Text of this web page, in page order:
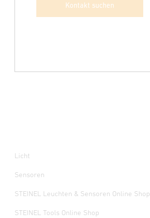
Kontakt suchen
Licht
Sensoren
STEINEL Leuchten & Sensoren Online Shop
STEINEL Tools Online Shop